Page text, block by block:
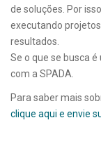
de soluções. Por
executando
resultados.
Se o que se busca
com a SPADA.
Para saber mais
clique aqui e envie